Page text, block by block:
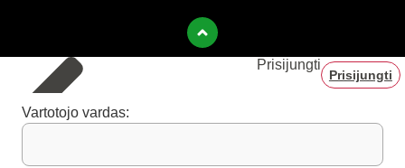
Prisijungti
Prisijungti
Vartotojo vardas: